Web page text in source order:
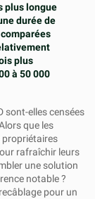
plus longue
durée de
plus
à 50 000
sont-elles censées
que les
propriétaires
rafraîchir leurs
une solution
notable ?
pour un